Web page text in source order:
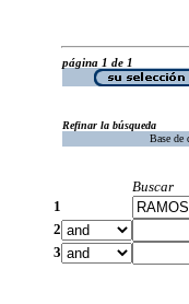
página 1 de 1
Refinar la búsqueda
Base de
Buscar
1
2
3